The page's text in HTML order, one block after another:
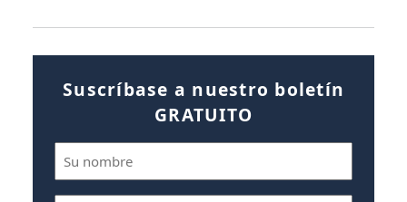
Suscríbase a nuestro boletín
GRATUITO